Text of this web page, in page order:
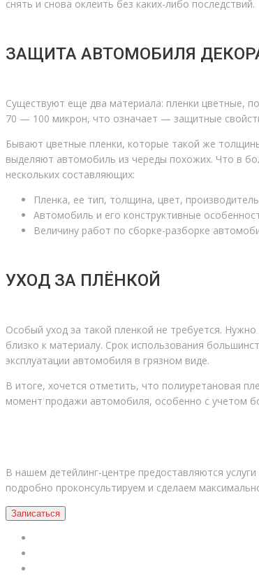
снять и снова оклеить без каких-либо последствий.
ЗАЩИТА АВТОМОБИЛЯ
Существуют еще два материала: пленки цветные,
70 — 100 микрон, что означает — защитные
Бывают цветные пленки, которые такой же
выделяют автомобиль из череды похожих. Что в
нескольких составляющих:
Пленка, ее тип, толщина, цвет,
Автомобиль и его конструктивные
Величину работ по сборке-разборке
УХОД ЗА ПЛЁНКОЙ
Особый уход за такой пленкой не требуется.
близко к материалу. Срок использования
эксплуатации автомобиля в грязном виде.
В итоге, хочется отметить, что полиуретановая
момент продажи автомобиля, особенно с учетом
В нашем детейлинг-центре предоставляются
подробно проконсультируем и сделаем
Записаться